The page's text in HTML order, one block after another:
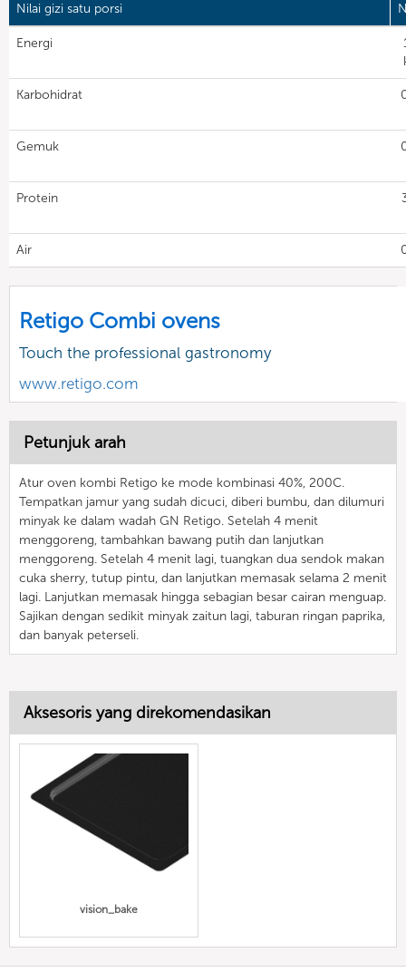
Nilai gizi satu porsi
Energi
Karbohidrat
Gemuk
Protein
Air
Retigo Combi ovens
Touch the professional gastronomy
www.retigo.com
Petunjuk arah
Atur oven kombi Retigo ke mode kombinasi 40%, 200C.
Tempatkan jamur yang sudah dicuci, diberi bumbu, dan dilumuri
minyak ke dalam wadah GN Retigo. Setelah 4 menit
menggoreng, tambahkan bawang putih dan lanjutkan
menggoreng. Setelah 4 menit lagi, tuangkan dua sendok makan
cuka sherry, tutup pintu, dan lanjutkan memasak selama 2 menit
lagi. Lanjutkan memasak hingga sebagian besar cairan menguap.
Sajikan dengan sedikit minyak zaitun lagi, taburan ringan paprika,
dan banyak peterseli.
Aksesoris yang direkomendasikan
vision_bake